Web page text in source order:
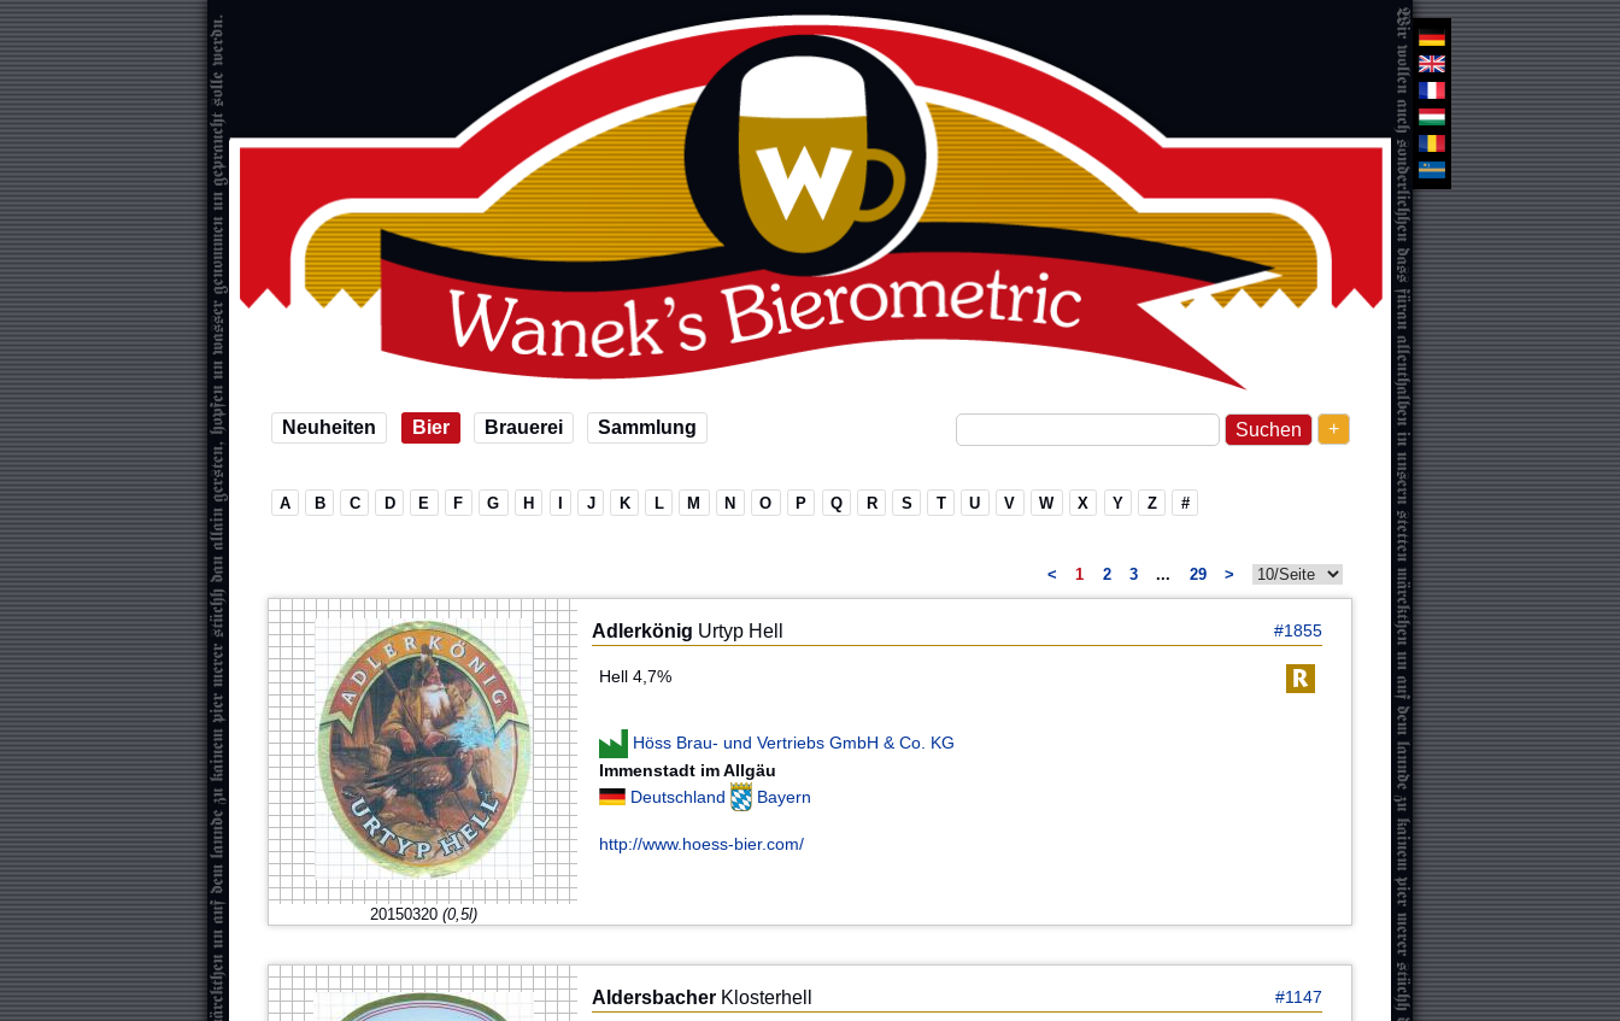
+
Neuheiten Bier Brauerei Sammlung
A B C D E F G H J K L M N O P Q R S T U V W X Y Z #
< 1 2 3 ... 29 >
20150320 (0,5l)
Adlerkönig Urtyp Hell #1855
Hell 4,7%
Höss Brau- und Vertriebs GmbH & Co. KG
Immenstadt im Allgäu
Deutschland
Bayern
http://www.hoess-bier.com/
Aldersbacher Klosterhell #1147